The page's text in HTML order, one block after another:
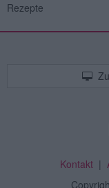
Rezepte
Kontakt|